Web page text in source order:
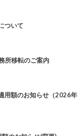
ついて
所移転のご案内
用額のお知らせ（2026年